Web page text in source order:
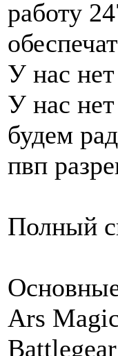
работу
У нас
У нас
будем
пвп
Полный
Ars